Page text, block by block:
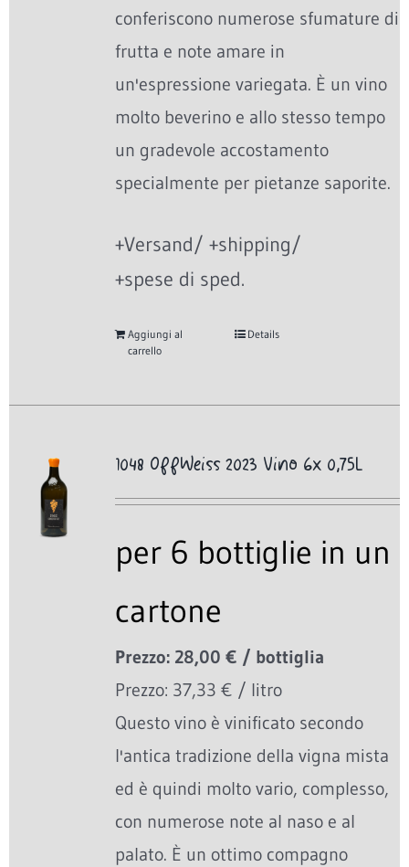
conferiscono numerose sfumature di
frutta e note amare in
un'espressione variegata. È un vino
molto beverino e allo stesso tempo
un gradevole accostamento
specialmente per pietanze saporite.
+Versand/ +shipping/
+spese di sped.
Aggiungi al
carrello
Details
1048 OffWeiss 2023 Vino 6x 0,75L
per 6 bottiglie in un
cartone
Prezzo: 28,00 € / bottiglia
Prezzo: 37,33 € / litro
Questo vino è vinificato secondo
l'antica tradizione della vigna mista
ed è quindi molto vario, complesso,
con numerose note al naso e al
palato. È un ottimo compagno